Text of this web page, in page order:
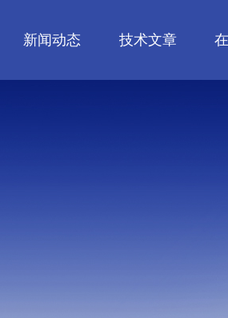
新闻动态 技术文章